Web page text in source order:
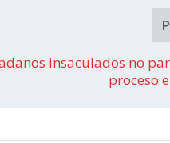
insaculados no
proceso